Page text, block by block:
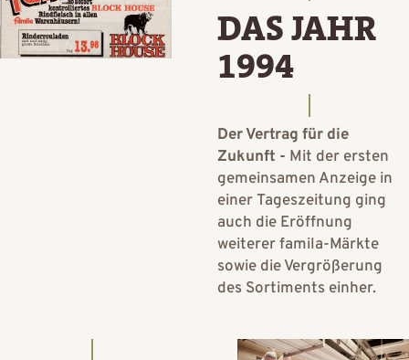
DAS JAHR
1994
Der Vertrag für die
Zukunft - Mit der ersten
gemeinsamen Anzeige in
einer Tageszeitung ging
auch die Eröffnung
weiterer famila-Märkte
sowie die Vergrößerung
des Sortiments einher.